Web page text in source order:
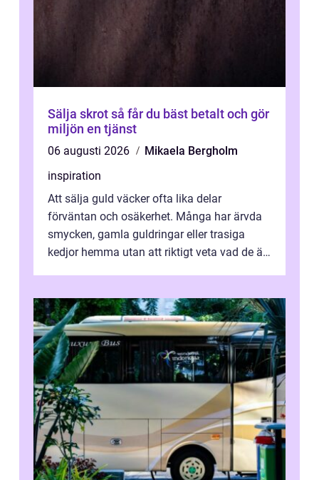
Sälja skrot så får du bäst betalt och gör
miljön en tjänst
06 augusti 2026
Mikaela Bergholm
inspiration
Att sälja guld väcker ofta lika delar
förväntan och osäkerhet. Många har ärvda
smycken, gamla guldringar eller trasiga
kedjor hemma utan att riktigt veta vad de är